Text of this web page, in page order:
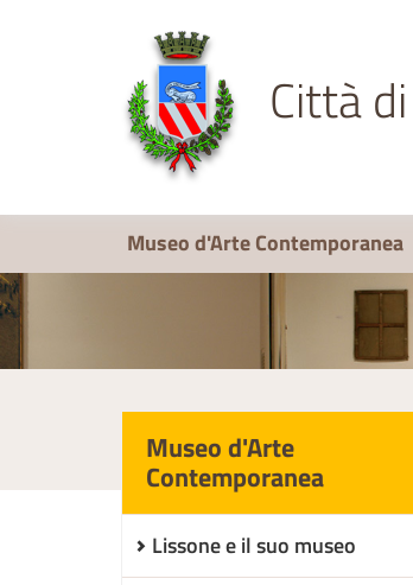
Città di
Museo d'Arte Contemporanea
Museo d'Arte
Contemporanea
Lissone e il suo museo